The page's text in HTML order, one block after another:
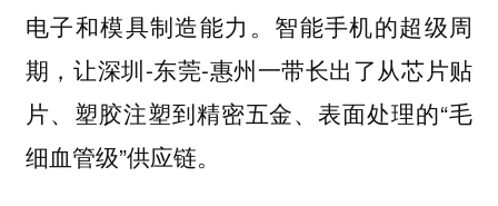
电子和模具制造能力。智能手机的超级周
期，让深圳-东莞-惠州一带长出了从芯片贴
片、塑胶注塑到精密五金、表面处理的“毛
细血管级”供应链。